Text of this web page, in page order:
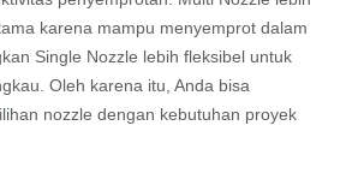
karena mampu menyemprot dalam
Single Nozzle lebih fleksibel untuk
Oleh karena itu, Anda bisa
nozzle dengan kebutuhan proyek